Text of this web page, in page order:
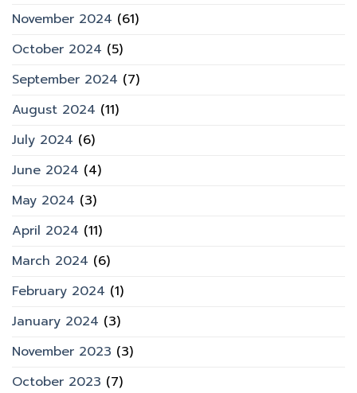
November 2024 (61)
October 2024 (5)
September 2024 (7)
August 2024 (11)
July 2024 (6)
June 2024 (4)
May 2024 (3)
April 2024 (11)
March 2024 (6)
February 2024 (1)
January 2024 (3)
November 2023 (3)
October 2023 (7)